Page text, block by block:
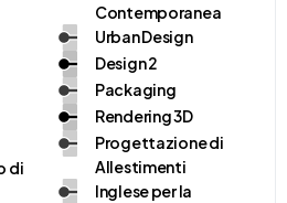
di
Contemporanea
Urban Design
Design 2
Packaging
Rendering 3D
Progettazione di
Allestimenti
Inglese per la